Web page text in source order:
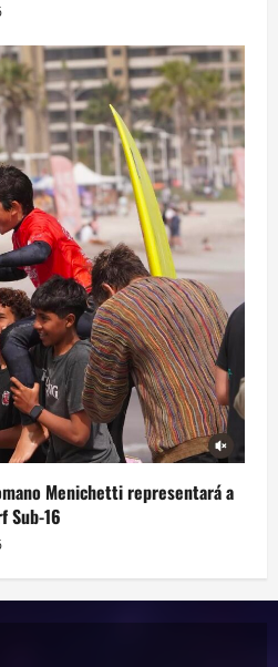
Menichetti representará a
Sub-16